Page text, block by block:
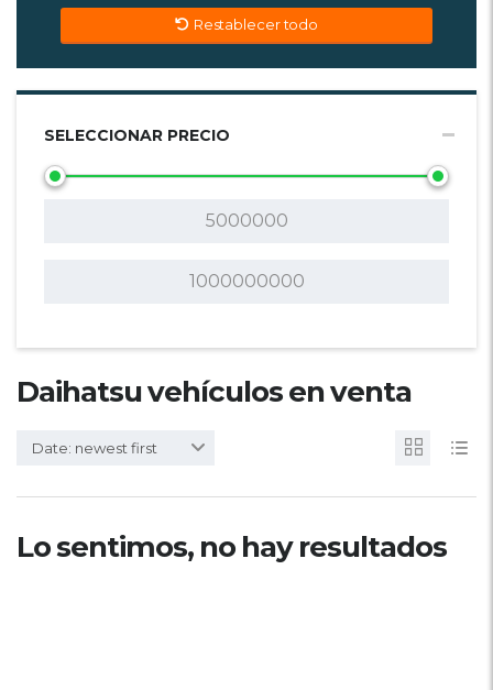
Restablecer todo
SELECCIONAR PRECIO
Daihatsu vehículos en venta
Date: newest first
Lo sentimos, no hay resultados